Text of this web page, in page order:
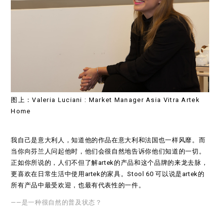
图上：Valeria Luciani : Market Manager Asia Vitra Artek
Home
我自己是意大利人，知道他的作品在意大利和法国也一样风靡。而
当你向芬兰人问起他时，他们会很自然地告诉你他们知道的一切。
正如你所说的，人们不但了解artek的产品和这个品牌的来龙去脉，
更喜欢在日常生活中使用artek的家具。Stool 60 可以说是artek的
所有产品中最受欢迎，也最有代表性的一件。
——是一种很自然的普及状态？